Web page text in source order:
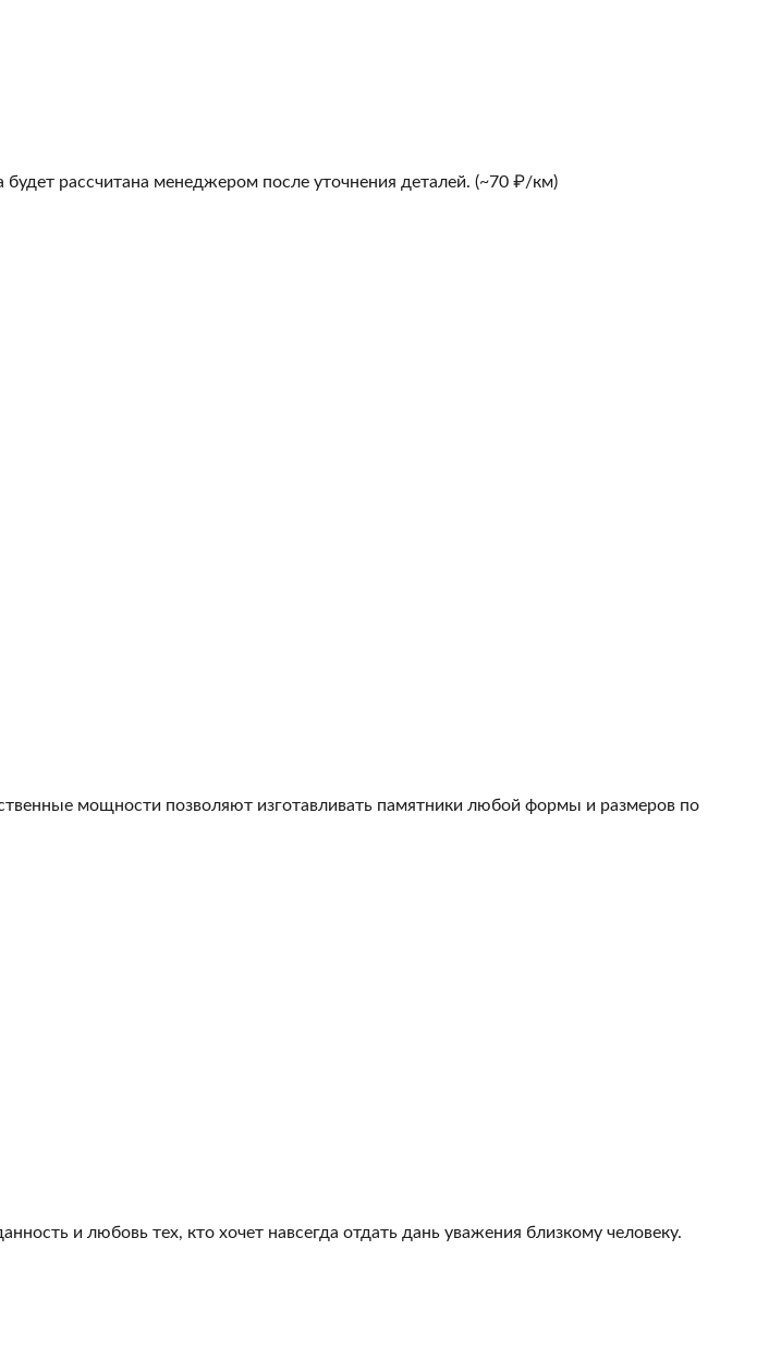
будет рассчитана менеджером после уточнения деталей. (~70 ₽/км)
мощности позволяют изготавливать памятники любой формы и размеров по
и любовь тех, кто хочет навсегда отдать дань уважения близкому человеку.